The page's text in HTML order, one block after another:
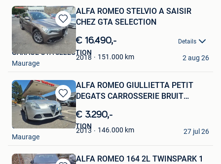
Bewaren
in
Mijn
Favorieten
ALFA ROMEO STELVIO A SAISIR
CHEZ GTA SELECTION
€ 16.490,- Details
2018 151.000 km
GARAGE GTA SELECTION
Maurage
2 aug 26
Bewaren
in
Mijn
Favorieten
ALFA ROMEO GIULLIETTA PETIT
DEGATS CARROSSERIE BRUIT
€ 3.290,-
2013 146.000 km
GARAGE GTA SELECTION
Maurage
27 jul 26
ALFA ROMEO 164 2L TWINSPARK 1